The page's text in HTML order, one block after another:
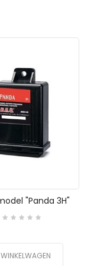
"Panda 3H"